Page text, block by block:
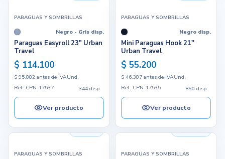
PARAGUAS Y SOMBRILLAS
Negro - Gris disp.
Paraguas Easyroll 23" Urban
Travel
$ 114.100
$ 95.882 antes de IVAUnd.
Ref. CPN-17537
344 disp.
Ver producto
PARAGUAS Y SOMBRILLAS
Negro disp.
Mini Paraguas Hook 21''
Urban Travel
$ 55.200
$ 46.387 antes de IVAUnd.
Ref. CPN-17535
890 disp.
Ver producto
PARAGUAS Y SOMBRILLAS PARAGUAS Y SOMBRILLAS